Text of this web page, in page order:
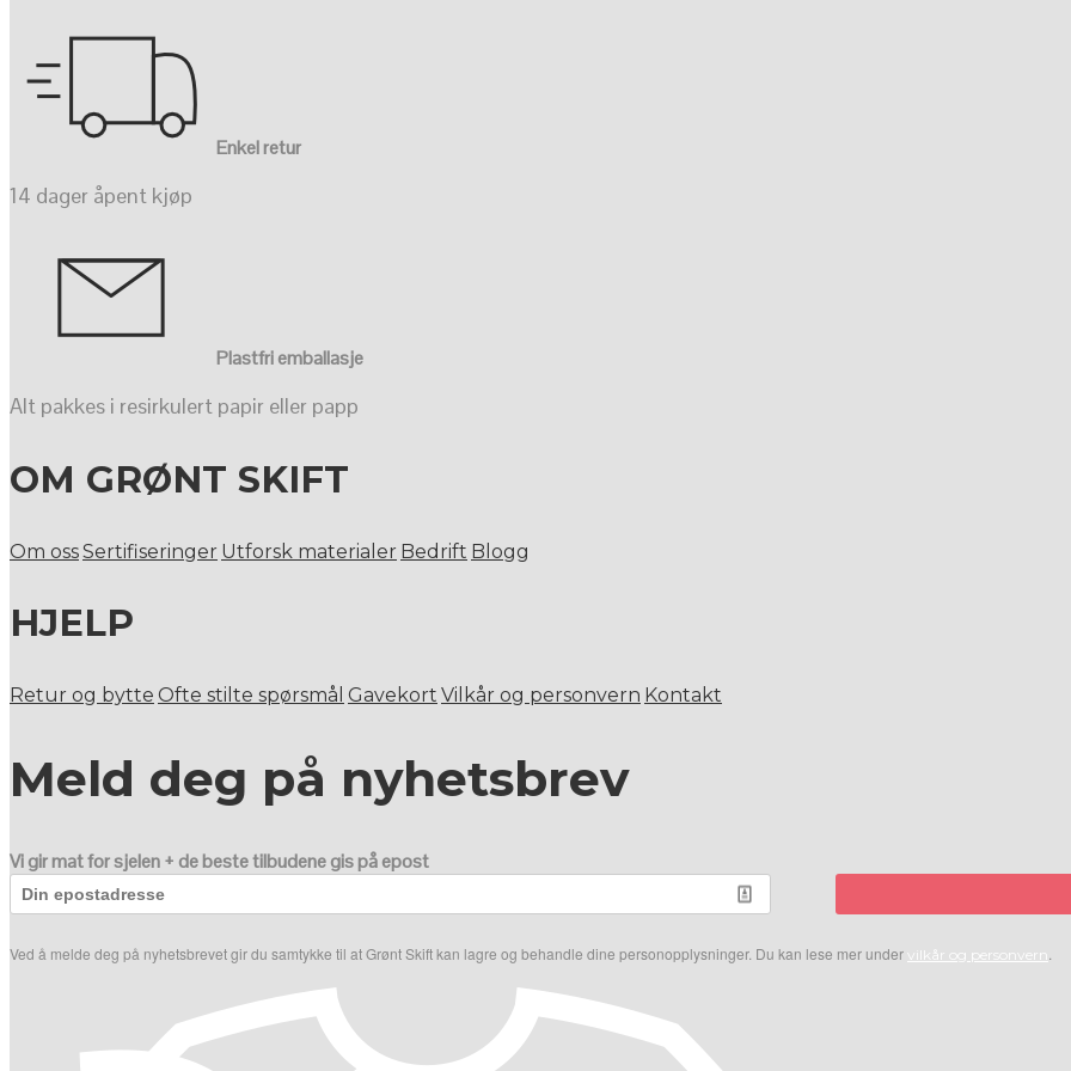
Enkel retur
14 dager åpent kjøp
Plastfri emballasje
Alt pakkes i resirkulert papir eller papp
OM GRØNT SKIFT
Om ossSertifiseringer Utforsk materialer Bedrift Blogg
HJELP
Retur og bytte Ofte stilte spørsmål Gavekort Vilkår og personvern Kontakt
Meld deg på nyhetsbrev
Vi gir mat for sjelen + de beste tilbudene gis på epost
Ved å melde deg på nyhetsbrevet gir du samtykke til at Grønt Skift kan lagre og behandle dine personopplysninger. Du kan lese mer under vilkår og personvern